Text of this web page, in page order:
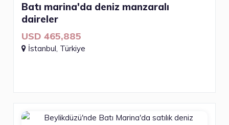
Batı marina'da deniz manzaralı
daireler
USD 465,885
İstanbul, Türkiye